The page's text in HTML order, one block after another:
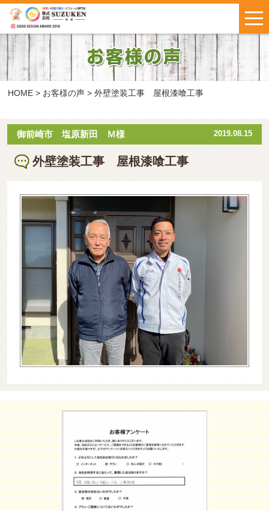
鈴建ブログ W保証について
はじめての方へ
施工事例
お客様の声
料金について
お問い合わせ・お見積もり
LINEで気軽に
お問い合わせ
インスタで
最新施工事例
公開中
プライバシーポリシー
HOME > お客様の声 > 外壁塗装工事 屋根漆喰工事
御前崎市 塩原新田 Ｍ様 2019.08.15
外壁塗装工事 屋根漆喰工事